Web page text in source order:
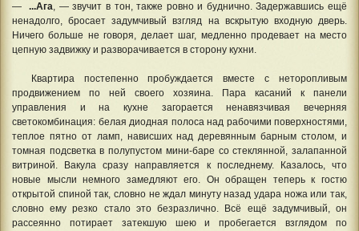
—...Ага, — звучит в тон, также ровно и буднично. Задержавшись ещё
ненадолго, бросает задумчивый взгляд на вскрытую входную дверь.
Ничего больше не говоря, делает шаг, медленно продевает на место
цепную задвижку и разворачивается в сторону кухни.
Квартира постепенно пробуждается вместе с неторопливым
продвижением по ней своего хозяина. Пара касаний к панели
управления и на кухне загорается ненавязчивая вечерняя
светокомбинация: белая диодная полоса над рабочими поверхностями,
теплое пятно от ламп, нависших над деревянным барным столом, и
томная подсветка в полупустом мини-баре со стеклянной, залапанной
витриной. Вакула сразу направляется к последнему. Казалось, что
новые мысли немного замедляют его. Он обращен теперь к гостю
открытой спиной так, словно не ждал минуту назад удара ножа или так,
словно ему резко стало это безразлично. Всё ещё задумчивый, он
рассеянно потирает затекшую шею и пробегается взглядом по